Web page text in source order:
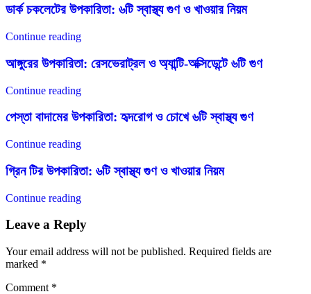
ডার্ক চকলেটের উপকারিতা: ৬টি স্বাস্থ্য গুণ ও খাওয়ার নিয়ম
Continue reading
আঙ্গুরের উপকারিতা: রেসভেরাট্রল ও অ্যান্টি-অক্সিডেন্টে ৬টি গুণ
Continue reading
পেস্তা বাদামের উপকারিতা: হৃদরোগ ও চোখে ৬টি স্বাস্থ্য গুণ
Continue reading
গ্রিন টির উপকারিতা: ৬টি স্বাস্থ্য গুণ ও খাওয়ার নিয়ম
Continue reading
Leave a Reply
Your email address will not be published. Required fields are
marked *
Comment *